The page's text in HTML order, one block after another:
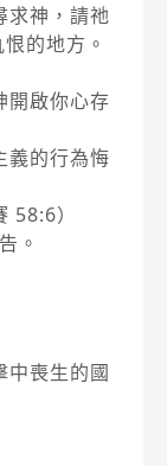
求神，請祂
的地方。
開啟你心存
義的行為悔
58:6）
。
中喪生的國